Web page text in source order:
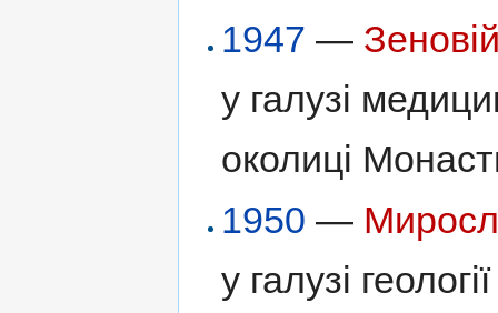
1947 —
у галузі
околиці
1950 —
у галузі